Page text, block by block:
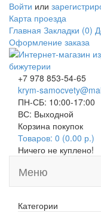
Войти или
Карта проезда
Главная Закладки (0)
Оформление заказа
+7 978 853-54-65
krym-
ПН-СБ: 10:00-17:00
ВС: Выходной
Корзина покупок
Товаров: 0 (0.00 р.)
Ничего не куплено!
Меню
Категории